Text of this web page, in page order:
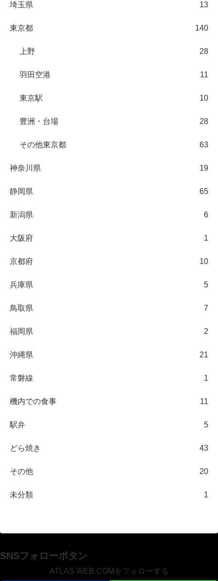
埼玉県 13
東京都 140
上野 28
羽田空港 11
東京駅 10
豊洲・台場 28
その他東京都 63
神奈川県 19
静岡県 65
新潟県 6
大阪府 1
京都府 10
兵庫県 5
鳥取県 7
福岡県 2
沖縄県 21
常磐線 1
機内での食事 11
駅弁 5
どら焼き 43
その他 20
未分類 1
SNSフォローボタン
ATLAS WEB.COMをフォローする